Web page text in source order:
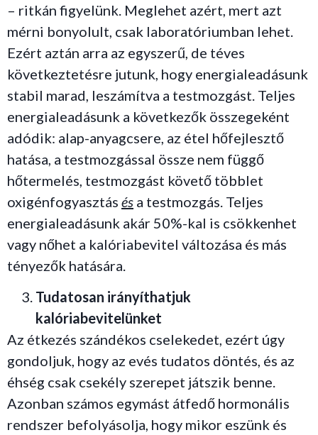
– ritkán figyelünk. Meglehet azért, mert azt
mérni bonyolult, csak laboratóriumban lehet.
Ezért aztán arra az egyszerű, de téves
következtetésre jutunk, hogy energialeadásunk
stabil marad, leszámítva a testmozgást. Teljes
energialeadásunk a következők összegeként
adódik: alap-anyagcsere, az étel hőfejlesztő
hatása, a testmozgással össze nem függő
hőtermelés, testmozgást követő többlet
oxigénfogyasztás és a testmozgás. Teljes
energialeadásunk akár 50%-kal is csökkenhet
vagy nőhet a kalóriabevitel változása és más
tényezők hatására.
Tudatosan irányíthatjuk
kalóriabevitelünket
Az étkezés szándékos cselekedet, ezért úgy
gondoljuk, hogy az evés tudatos döntés, és az
éhség csak csekély szerepet játszik benne.
Azonban számos egymást átfedő hormonális
rendszer befolyásolja, hogy mikor eszünk és